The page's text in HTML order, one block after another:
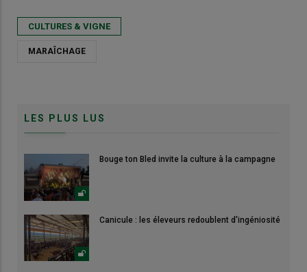
CULTURES & VIGNE
MARAÎCHAGE
LES PLUS LUS
Bouge ton Bled invite la culture à la campagne
Canicule : les éleveurs redoublent d'ingéniosité